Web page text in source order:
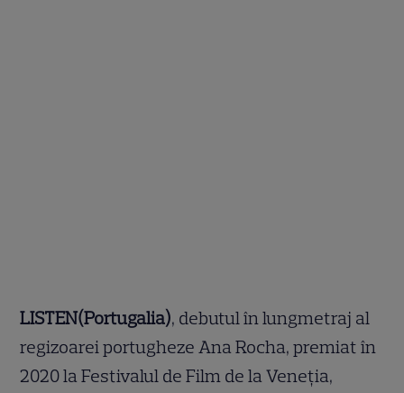
LISTEN(Portugalia), debutul în lungmetraj al
regizoarei portugheze Ana Rocha, premiat în
2020 la Festivalul de Film de la Veneția,